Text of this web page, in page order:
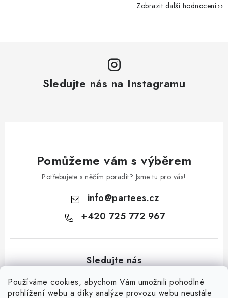
Používáme cookies, abychom Vám umožnili pohodlné
prohlížení webu a díky analýze provozu webu neustále
Zobrazit další hodnocení
Sledujte nás na Instagramu
Pomůžeme vám s výběrem
Potřebujete s něčím poradit? Jsme tu pro vás!
info@partees.cz
+420 725 772 967